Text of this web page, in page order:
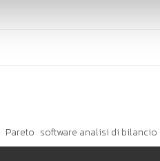
Pareto software analisi di bilancio